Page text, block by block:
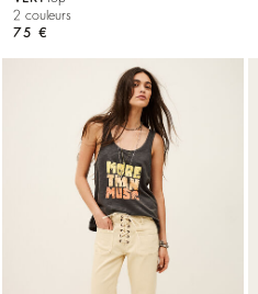
2 couleurs
75 €